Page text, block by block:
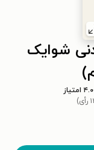
شوایک
۴.۰ امتیاز